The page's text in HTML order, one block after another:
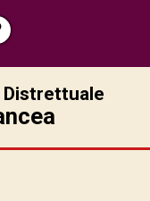
Distrettuale